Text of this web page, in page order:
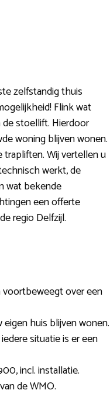
zelfstandig thuis
Flink wat
stoellift. Hierdoor
woning blijven wonen.
Wij vertellen u
werkt, de
wat bekende
een offerte
regio Delfzijl.
voortbeweegt over een
huis blijven wonen.
situatie is er een
incl. installatie.
de WMO.